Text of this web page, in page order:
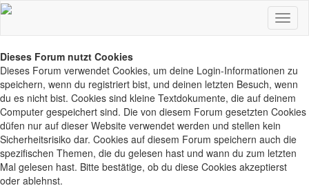
Dieses Forum nutzt Cookies
Dieses Forum verwendet Cookies, um deine Login-Informationen zu
speichern, wenn du registriert bist, und deinen letzten Besuch, wenn
du es nicht bist. Cookies sind kleine Textdokumente, die auf deinem
Computer gespeichert sind. Die von diesem Forum gesetzten Cookies
düfen nur auf dieser Website verwendet werden und stellen kein
Sicherheitsrisiko dar. Cookies auf diesem Forum speichern auch die
spezifischen Themen, die du gelesen hast und wann du zum letzten
Mal gelesen hast. Bitte bestätige, ob du diese Cookies akzeptierst
oder ablehnst.